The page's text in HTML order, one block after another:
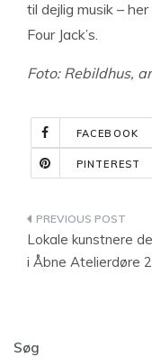
til dejlig musik –
Four Jack’s.
Foto: Rebildhus,
FACEBOOK
PINTEREST
Lokale kunstnere
i Åbne Atelierdøre
Søg